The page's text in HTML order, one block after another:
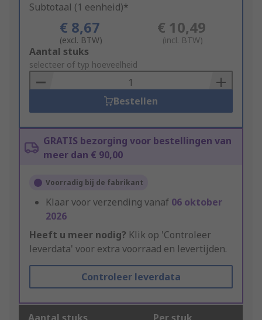
Subtotaal (1 eenheid)*
€ 8,67
(excl. BTW)
€ 10,49
(incl. BTW)
Add
to
Basket
Aantal stuks
selecteer of typ hoeveelheid
Bestellen
GRATIS bezorging voor bestellingen van
meer dan € 90,00
Voorradig bij de fabrikant
Klaar voor verzending vanaf 06 oktober
2026
Heeft u meer nodig? Klik op 'Controleer
leverdata' voor extra voorraad en levertijden.
Controleer leverdata